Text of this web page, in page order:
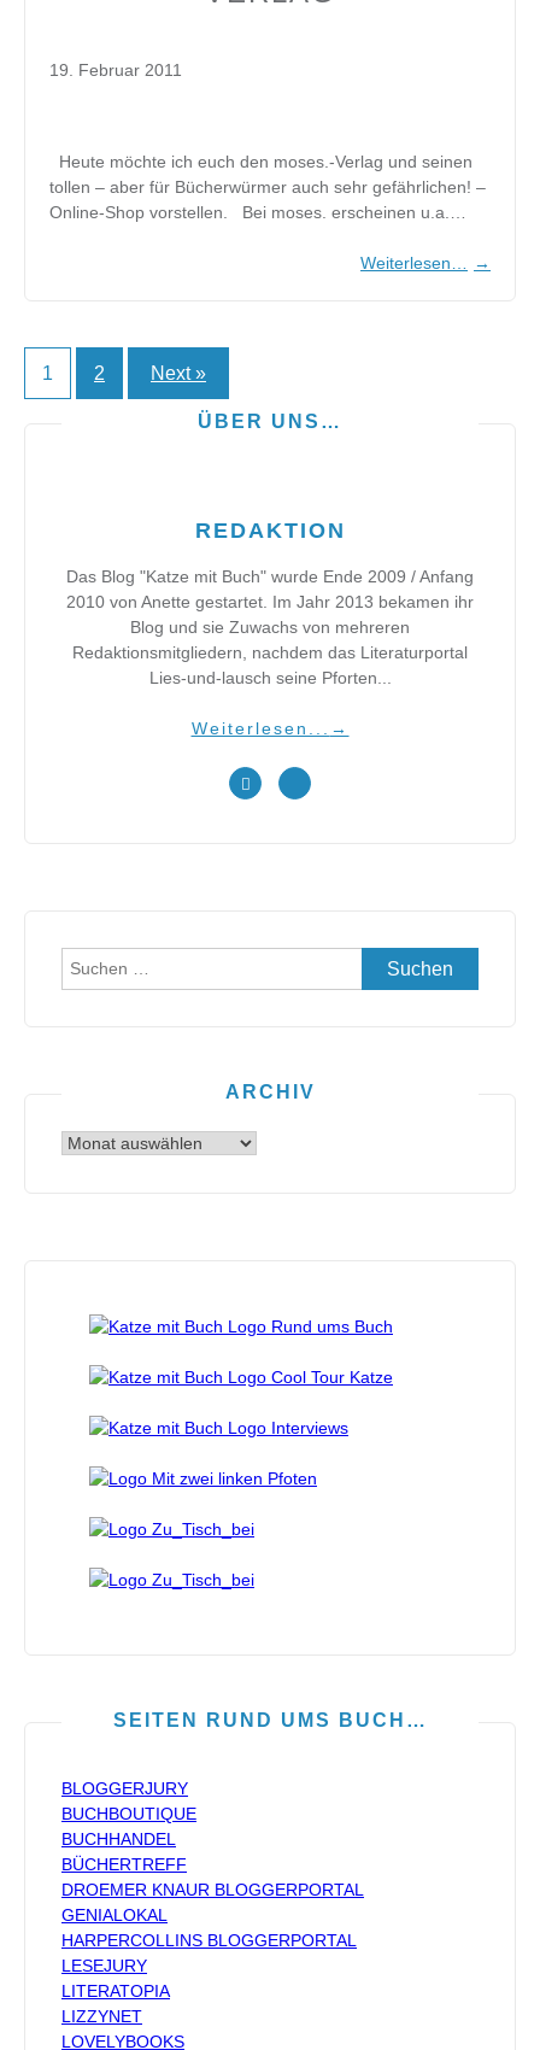
19. Februar 2011
Heute möchte ich euch den moses.-Verlag und seinen
tollen – aber für Bücherwürmer auch sehr gefährlichen! –
Online-Shop vorstellen. Bei moses. erscheinen u.a.…
Weiterlesen… →
Seitennummerierung
1 2 Next »
ÜBER UNS…
REDAKTION
Das Blog "Katze mit Buch" wurde Ende 2009 / Anfang
2010 von Anette gestartet. Im Jahr 2013 bekamen ihr
Blog und sie Zuwachs von mehreren
Redaktionsmitgliedern, nachdem das Literaturportal
Lies-und-lausch seine Pforten...
Weiterlesen... →
Suchen
ARCHIV
Archiv
SEITEN RUND UMS BUCH…
BLOGGERJURY
BUCHBOUTIQUE
BUCHHANDEL
BÜCHERTREFF
DROEMER KNAUR BLOGGERPORTAL
GENIALOKAL
HARPERCOLLINS BLOGGERPORTAL
LESEJURY
LITERATOPIA
LIZZYNET
LOVELYBOOKS